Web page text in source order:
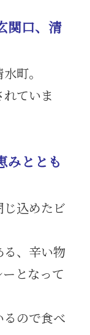
関口、清
町。
ていま
みととも
込めたビ
る、辛い物
となって
ので食べ